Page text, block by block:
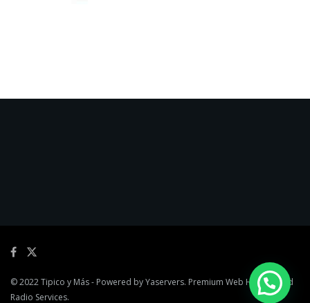
© 2022Tipico y Más- Powered byYaservers. Premium Web Hosting and
Radio Services.